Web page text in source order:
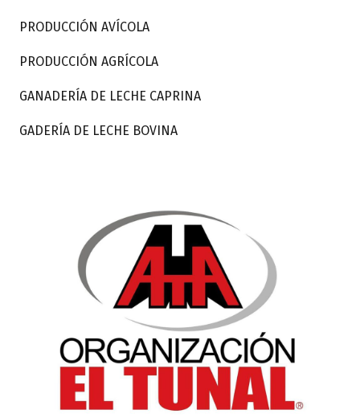
PRODUCCIÓN AVÍCOLA
PRODUCCIÓN AGRÍCOLA
GANADERÍA DE LECHE CAPRINA
GADERÍA DE LECHE BOVINA